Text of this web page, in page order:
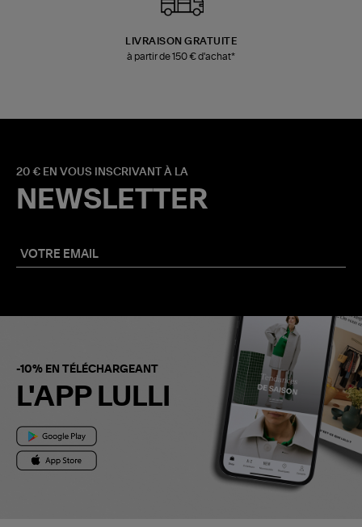
LIVRAISON GRATUITE
à partir de 150 € d'achat*
20 € EN VOUS INSCRIVANT À LA
NEWSLETTER
-10% EN TÉLÉCHARGEANT
L'APP LULLI